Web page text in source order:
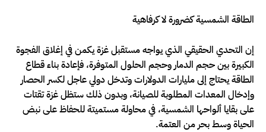
الطاقة الشمسية كضرورة لا كرفاهية
إن التحدي الحقيقي الذي يواجه مستقبل غزة يكمن في إغلاق الفجوة
الكبيرة بين حجم الدمار وحجم الحلول المتوفرة، فإعادة بناء قطاع
الطاقة يحتاج إلى مليارات الدولارات وتدخل دولي عاجل لكسر الحصار
وإدخال المعدات المطلوبة للصيانة، وبدون ذلك ستظل غزة تقتات
على بقايا ألواحها الشمسية، في محاولة مستميتة للحفاظ على نبض
الحياة وسط بحر من العتمة.